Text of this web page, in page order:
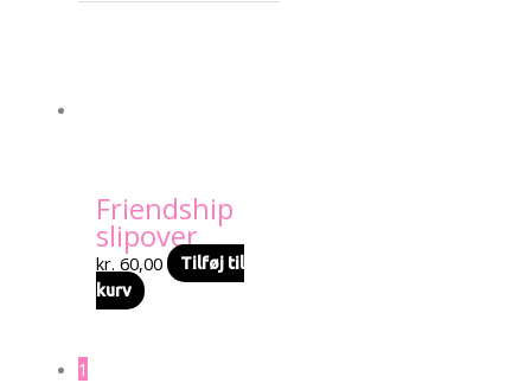
Friendship
slipover
kr. 60,00
Tilføj til
kurv
1